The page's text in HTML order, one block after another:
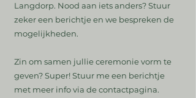
Langdorp. Nood aan iets anders? Stuur
zeker een berichtje en we bespreken de
mogelijkheden.
Zin om samen jullie ceremonie vorm te
geven? Super! Stuur me een berichtje
met meer info via de contactpagina.